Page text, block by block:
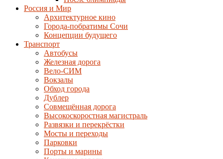
Россия и Мир
Архитектурное кино
Города-побратимы Сочи
Концепции будущего
Транспорт
Автобусы
Железная дорога
Вело-СИМ
Вокзалы
Обход города
Дублер
Совмещённая дорога
Высокоскоростная магистраль
Развязки и перекрёстки
Мосты и переходы
Парковки
Порты и марины